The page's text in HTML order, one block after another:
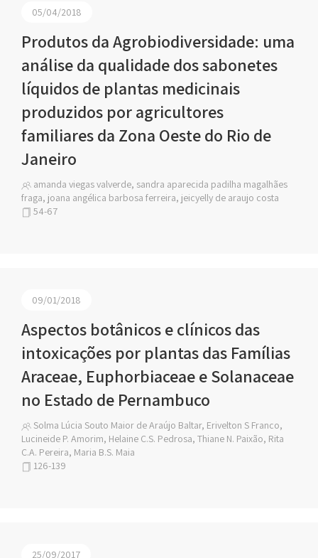
05/04/2018
Produtos da Agrobiodiversidade: uma
análise da qualidade dos sabonetes
líquidos de plantas medicinais
produzidos por agricultores
familiares da Zona Oeste do Rio de
Janeiro
amanda viegas valverde, sandra aparecida padilha magalhães
fraga, joana angélica barbosa ferreira, jeicyelly de araujo costa
54-67
09/01/2018
Aspectos botânicos e clínicos das
intoxicações por plantas das Famílias
Araceae, Euphorbiaceae e Solanaceae
no Estado de Pernambuco
Solma Lúcia Souto Maior de Araújo Baltar, Erivelton S Franco,
Lucineide P. Amorim, Helaine C.S. Pedrosa, Thiane N. Paixão, Rita
C.A. Pereira, Maria B.S. Maia
126-139
25/09/2017